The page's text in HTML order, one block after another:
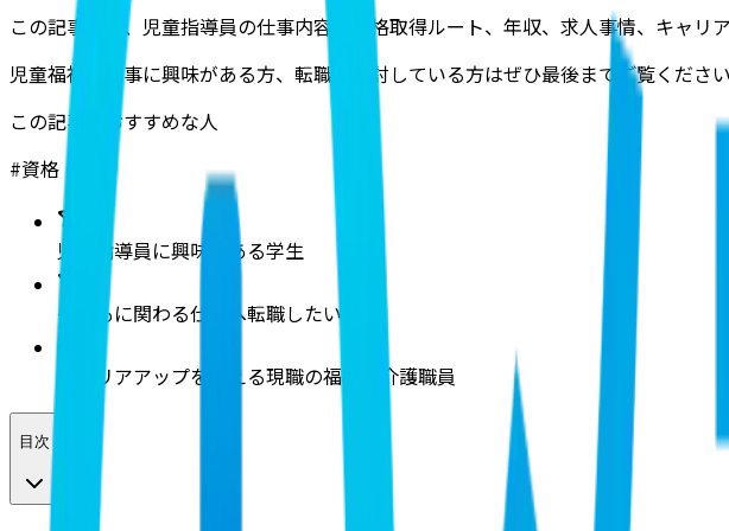
この記事では、児童指導員の仕事内容や資格取得ルート、年収、求人事情、キャリ
児童福祉の仕事に興味がある方、転職を検討している方はぜひ最後までご覧ください
この記事がおすすめな人
#資格
児童指導員に興味がある学生
子どもに関わる仕事へ転職したい方
キャリアアップを考える現職の福祉・介護職員
目次